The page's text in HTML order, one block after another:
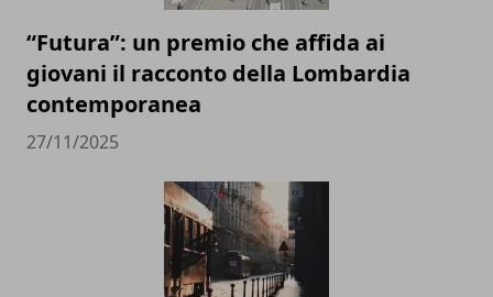
“Futura”: un premio che affida ai
giovani il racconto della Lombardia
contemporanea
27/11/2025